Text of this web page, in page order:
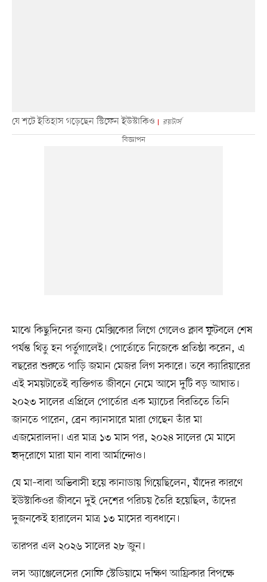
যে শটে ইতিহাস গড়েছেন স্টিফেন ইউস্টাকিও রয়টার্স
মাঝে কিছুদিনের জন্য মেক্সিকোর লিগে গেলেও ক্লাব ফুটবলে শেষ
পর্যন্ত থিতু হন পর্তুগালেই। পোর্তোতে নিজেকে প্রতিষ্ঠা করেন, এ
বছরের শুরুতে পাড়ি জমান মেজর লিগ সকারে। তবে ক্যারিয়ারের
এই সময়টাতেই ব্যক্তিগত জীবনে নেমে আসে দুটি বড় আঘাত।
২০২৩ সালের এপ্রিলে পোর্তোর এক ম্যাচের বিরতিতে তিনি
জানতে পারেন, ব্রেন ক্যানসারে মারা গেছেন তাঁর মা
এজমেরালদা। এর মাত্র ১৩ মাস পর, ২০২৪ সালের মে মাসে
হৃদ্‌রোগে মারা যান বাবা আর্মান্দোও।
যে মা–বাবা অভিবাসী হয়ে কানাডায় গিয়েছিলেন, যাঁদের কারণে
ইউস্টাকিওর জীবনে দুই দেশের পরিচয় তৈরি হয়েছিল, তাঁদের
দুজনকেই হারালেন মাত্র ১৩ মাসের ব্যবধানে।
তারপর এল ২০২৬ সালের ২৮ জুন।
লস অ্যাঞ্জেলেসের সোফি স্টেডিয়ামে দক্ষিণ আফ্রিকার বিপক্ষে